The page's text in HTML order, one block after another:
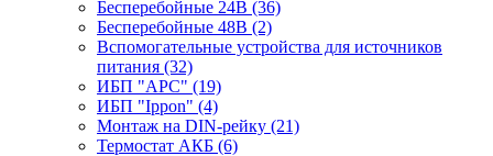
Бесперебойные 24В (36)
Бесперебойные 48В (2)
Вспомогательные устройства для источников
питания (32)
ИБП "APC" (19)
ИБП "Ippon" (4)
Монтаж на DIN-рейку (21)
Термостат АКБ (6)